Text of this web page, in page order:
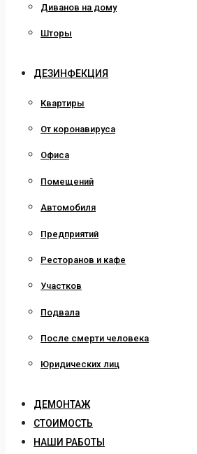
Диванов на дому
Шторы
ДЕЗИНФЕКЦИЯ
Квартиры
От коронавируса
Офиса
Помещений
Автомобиля
Предприятий
Ресторанов и кафе
Участков
Подвала
После смерти человека
Юридических лиц
ДЕМОНТАЖ
СТОИМОСТЬ
НАШИ РАБОТЫ